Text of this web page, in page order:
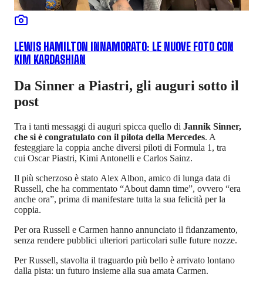
LEWIS HAMILTON INNAMORATO: LE NUOVE FOTO CON
KIM KARDASHIAN
Da Sinner a Piastri, gli auguri sotto il
post
Tra i tanti messaggi di auguri spicca quello di Jannik Sinner,
che si è congratulato con il pilota della Mercedes. A
festeggiare la coppia anche diversi piloti di Formula 1, tra
cui Oscar Piastri, Kimi Antonelli e Carlos Sainz.
Il più scherzoso è stato Alex Albon, amico di lunga data di
Russell, che ha commentato “About damn time”, ovvero “era
anche ora”, prima di manifestare tutta la sua felicità per la
coppia.
Per ora Russell e Carmen hanno annunciato il fidanzamento,
senza rendere pubblici ulteriori particolari sulle future nozze.
Per Russell, stavolta il traguardo più bello è arrivato lontano
dalla pista: un futuro insieme alla sua amata Carmen.